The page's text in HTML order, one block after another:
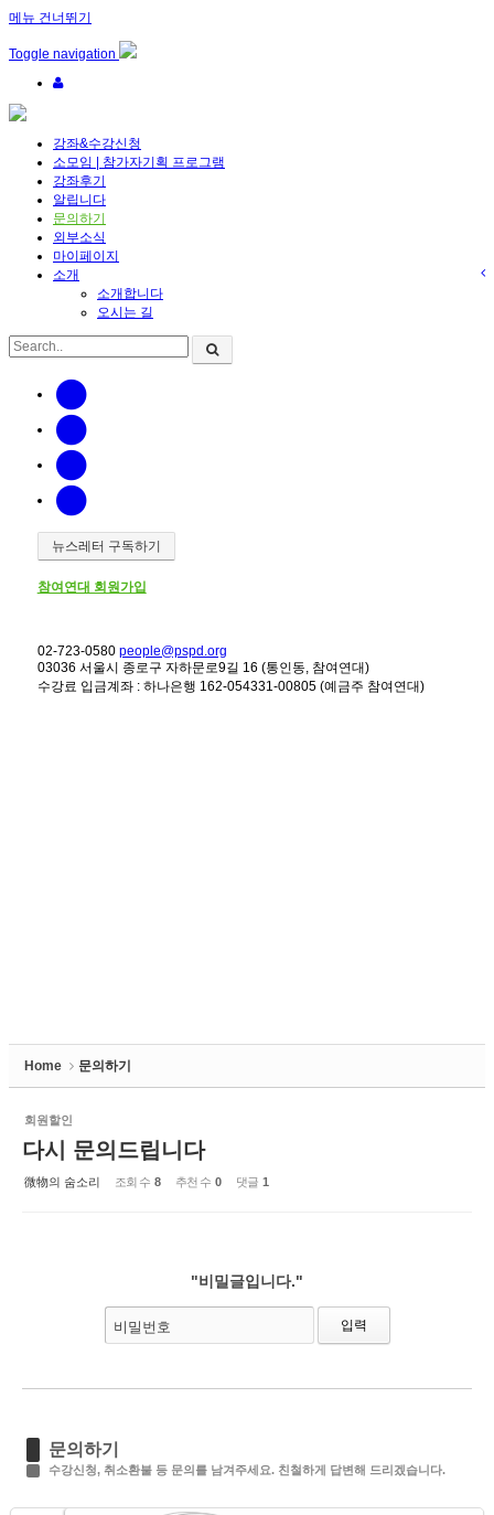
메뉴 건너뛰기
Toggle navigation
강좌&수강신청
소모임 | 참가자기획 프로그램
강좌후기
알립니다
문의하기
외부소식
마이페이지
소개
소개합니다
오시는 길
뉴스레터 구독하기
참여연대 회원가입
02-723-0580 people@pspd.org
03036 서울시 종로구 자하문로9길 16 (통인동, 참여연대)
수강료 입금계좌 : 하나은행 162-054331-00805 (예금주 참여연대)
Home 문의하기
회원할인
다시 문의드립니다
微物의 숨소리 조회 수 8 추천 수 0 댓글 1
"비밀글입니다."
비밀번호
문의하기
수강신청, 취소환불 등 문의를 남겨주세요. 친철하게 답변해 드리겠습니다.